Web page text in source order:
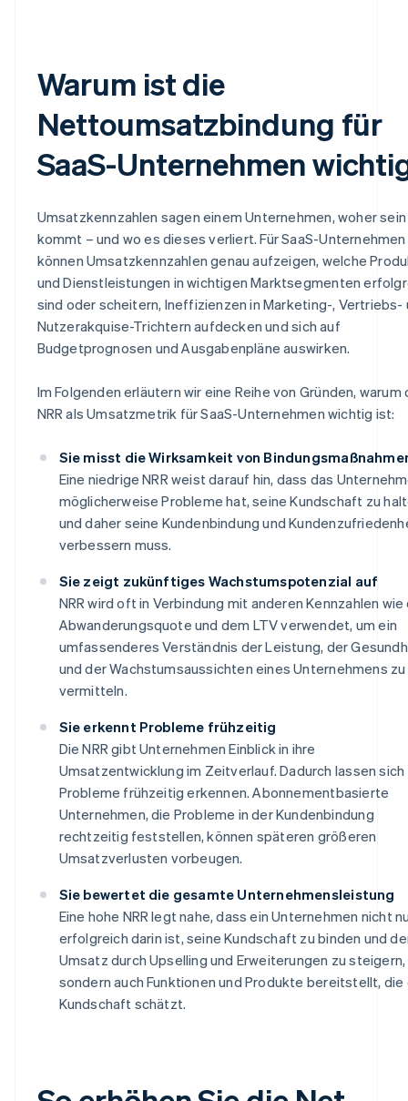
Warum ist die
Nettoumsatzbindung für
SaaS-Unternehmen
Umsatzkennzahlen sagen einem Unternehmen, woher
kommt – und wo es dieses verliert. Für SaaS-Unternehmen
können Umsatzkennzahlen genau aufzeigen, welche
und Dienstleistungen in wichtigen Marktsegmenten
sind oder scheitern, Ineffizienzen in Marketing-, Vertriebs-
Nutzerakquise-Trichtern aufdecken und sich auf
Budgetprognosen und Ausgabenpläne auswirken.
Im Folgenden erläutern wir eine Reihe von Gründen, warum
NRR als Umsatzmetrik für SaaS-Unternehmen wichtig ist:
Sie misst die Wirksamkeit von
Eine niedrige NRR weist darauf hin, dass das
möglicherweise Probleme hat, seine Kundschaft zu
und daher seine Kundenbindung und
verbessern muss.
Sie zeigt zukünftiges Wachstumspotenzial auf
NRR wird oft in Verbindung mit anderen Kennzahlen wie
Abwanderungsquote und dem LTV verwendet, um ein
umfassenderes Verständnis der Leistung, der
und der Wachstumsaussichten eines Unternehmens zu
vermitteln.
Sie erkennt Probleme frühzeitig
Die NRR gibt Unternehmen Einblick in ihre
Umsatzentwicklung im Zeitverlauf. Dadurch lassen sich
Probleme frühzeitig erkennen. Abonnementbasierte
Unternehmen, die Probleme in der Kundenbindung
rechtzeitig feststellen, können späteren größeren
Umsatzverlusten vorbeugen.
Sie bewertet die gesamte Unternehmensleistung
Eine hohe NRR legt nahe, dass ein Unternehmen nicht
erfolgreich darin ist, seine Kundschaft zu binden und
Umsatz durch Upselling und Erweiterungen zu steigern,
sondern auch Funktionen und Produkte bereitstellt, die
Kundschaft schätzt.